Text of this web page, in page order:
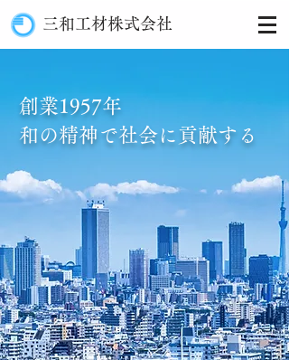
三和工材​株式会社
創業1957年
和の精神で​社会に貢献する